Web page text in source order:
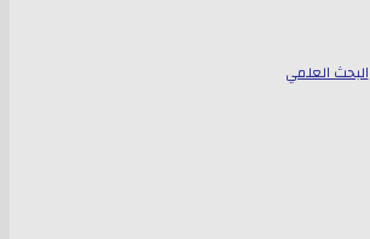
البحث العلمي